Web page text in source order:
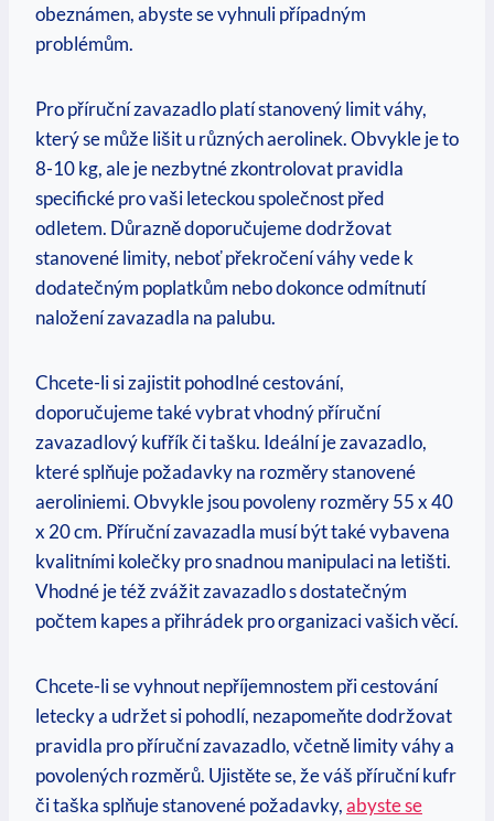
obeznámen, abyste se vyhnuli případným
problémům.
Pro příruční zavazadlo platí stanovený limit váhy,
který se může lišit u různých aerolinek. Obvykle je to
8-10 kg, ale je nezbytné zkontrolovat pravidla
specifické pro vaši leteckou společnost před
odletem. Důrazně doporučujeme dodržovat
stanovené limity, neboť překročení váhy vede k
dodatečným poplatkům nebo dokonce odmítnutí
naložení zavazadla na palubu.
Chcete-li si zajistit pohodlné cestování,
doporučujeme také vybrat vhodný příruční
zavazadlový kufřík či tašku. Ideální je zavazadlo,
které splňuje požadavky na rozměry stanovené
aeroliniemi. Obvykle jsou povoleny rozměry 55 x 40
x 20 cm. Příruční zavazadla musí být také vybavena
kvalitními kolečky pro snadnou manipulaci na letišti.
Vhodné je též zvážit zavazadlo s dostatečným
počtem kapes a přihrádek pro organizaci vašich věcí.
Chcete-li se vyhnout nepříjemnostem při cestování
letecky a udržet si pohodlí, nezapomeňte dodržovat
pravidla pro příruční zavazadlo, včetně limity váhy a
povolených rozměrů. Ujistěte se, že váš příruční kufr
či taška splňuje stanovené požadavky,abyste se